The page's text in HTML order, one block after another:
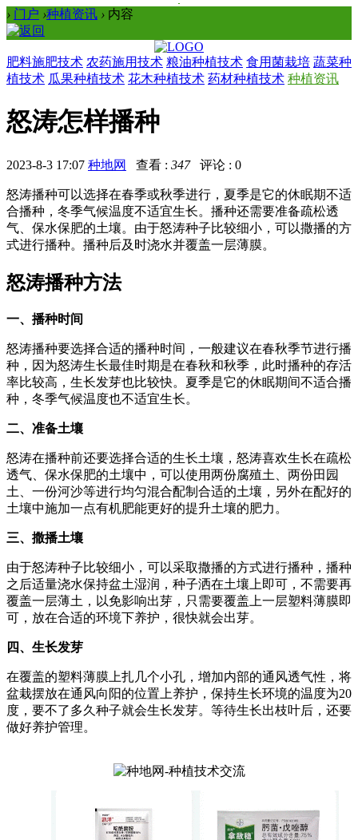
› 门户 ›种植资讯 › 内容
肥料施肥技术 农药施用技术 粮油种植技术 食用菌栽培 蔬菜种
植技术 瓜果种植技术 花木种植技术 药材种植技术 种植资讯
怒涛怎样播种
2023-8-3 17:07 种地网 查看 : 347评论 : 0
怒涛播种可以选择在春季或秋季进行，夏季是它的休眠期不适
合播种，冬季气候温度不适宜生长。播种还需要准备疏松透
气、保水保肥的土壤。由于怒涛种子比较细小，可以撒播的方
式进行播种。播种后及时浇水并覆盖一层薄膜。
怒涛播种方法
一、播种时间
怒涛播种要选择合适的播种时间，一般建议在春秋季节进行播
种，因为怒涛生长最佳时期是在春秋和秋季，此时播种的存活
率比较高，生长发芽也比较快。夏季是它的休眠期间不适合播
种，冬季气候温度也不适宜生长。
二、准备土壤
怒涛在播种前还要选择合适的生长土壤，怒涛喜欢生长在疏松
透气、保水保肥的土壤中，可以使用两份腐殖土、两份田园
土、一份河沙等进行均匀混合配制合适的土壤，另外在配好的
土壤中施加一点有机肥能更好的提升土壤的肥力。
三、撒播土壤
由于怒涛种子比较细小，可以采取撒播的方式进行播种，播种
之后适量浇水保持盆土湿润，种子洒在土壤上即可，不需要再
覆盖一层薄土，以免影响出芽，只需要覆盖上一层塑料薄膜即
可，放在合适的环境下养护，很快就会出芽。
四、生长发芽
在覆盖的塑料薄膜上扎几个小孔，增加内部的通风透气性，将
盆栽摆放在通风向阳的位置上养护，保持生长环境的温度为20
度，要不了多久种子就会生长发芽。等待生长出枝叶后，还要
做好养护管理。